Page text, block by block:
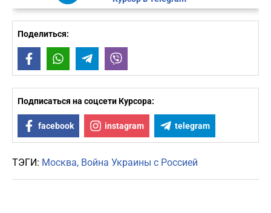
Поделиться:
FacebookWhatsAppTelegram
Подписаться на соцсети Курсора:
facebook instagram telegram
ТЭГИ: Москва Война Украины с Россией